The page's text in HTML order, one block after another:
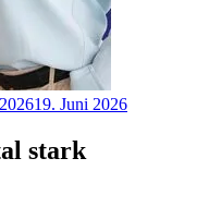
19. Juni 2026
stark